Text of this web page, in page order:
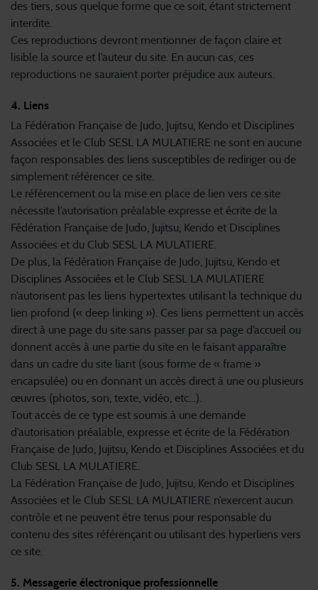
des tiers, sous quelque forme que ce soit, étant strictement
interdite.
Ces reproductions devront mentionner de façon claire et
lisible la source et l’auteur du site. En aucun cas, ces
reproductions ne sauraient porter préjudice aux auteurs.
4. Liens
La Fédération Française de Judo, Jujitsu, Kendo et Disciplines
Associées et le Club SESL LA MULATIERE ne sont en aucune
façon responsables des liens susceptibles de rediriger ou de
simplement référencer ce site.
Le référencement ou la mise en place de lien vers ce site
nécessite l’autorisation préalable expresse et écrite de la
Fédération Française de Judo, Jujitsu, Kendo et Disciplines
Associées et du Club SESL LA MULATIERE.
De plus, la Fédération Française de Judo, Jujitsu, Kendo et
Disciplines Associées et le Club SESL LA MULATIERE
n’autorisent pas les liens hypertextes utilisant la technique du
lien profond (« deep linking »). Ces liens permettent un accès
direct à une page du site sans passer par sa page d’accueil ou
donnent accès à une partie du site en le faisant apparaître
dans un cadre du site liant (sous forme de « frame »
encapsulée) ou en donnant un accès direct à une ou plusieurs
œuvres (photos, son, texte, vidéo, etc…).
Tout accès de ce type est soumis à une demande
d’autorisation préalable, expresse et écrite de la Fédération
Française de Judo, Jujitsu, Kendo et Disciplines Associées et du
Club SESL LA MULATIERE.
La Fédération Française de Judo, Jujitsu, Kendo et Disciplines
Associées et le Club SESL LA MULATIERE n’exercent aucun
contrôle et ne peuvent être tenus pour responsable du
contenu des sites référençant ou utilisant des hyperliens vers
ce site.
5. Messagerie électronique professionnelle